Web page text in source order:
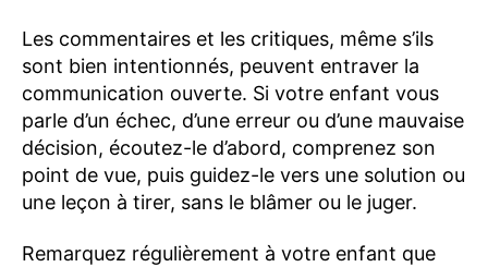
Les commentaires et les critiques, même s’ils
sont bien intentionnés, peuvent entraver la
communication ouverte. Si votre enfant vous
parle d’un échec, d’une erreur ou d’une mauvaise
décision, écoutez-le d’abord, comprenez son
point de vue, puis guidez-le vers une solution ou
une leçon à tirer, sans le blâmer ou le juger.
Remarquez régulièrement à votre enfant que